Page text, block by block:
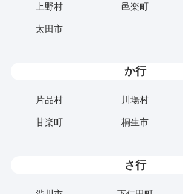
上野村 邑楽町
太田市
か行
片品村 川場村
甘楽町 桐生市
さ行